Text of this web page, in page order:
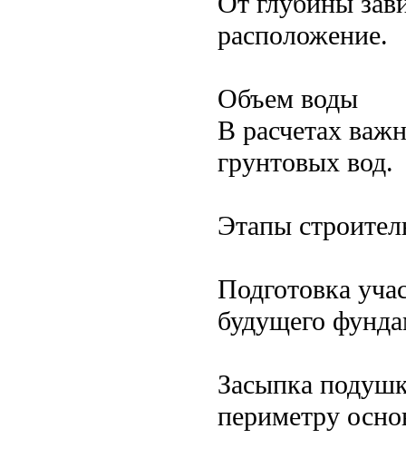
расположение.
Объем воды
В расчетах
грунтовых вод.
Этапы
Подготовка
будущего
Засыпка
периметру